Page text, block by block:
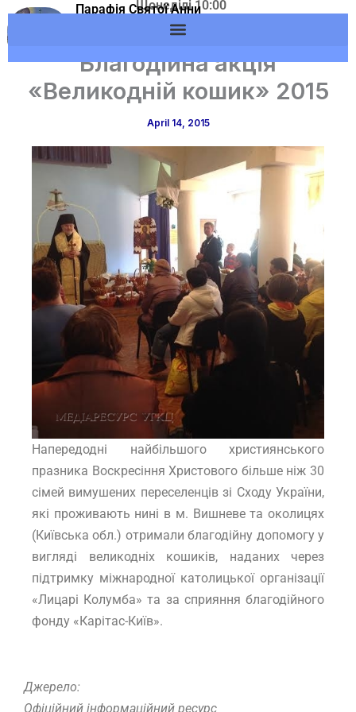
Skip
to
Парафія Святої Анни
м.Вишневе УГКЦ
Щонеділі 10:00
Адреса: м.Вишневе,
вул. Європейська, 53
Благодійна акція
«Великодній кошик» 2015
April 14, 2015
Напередодні найбільшого християнського
празника Воскресіння Христового більше ніж 30
сімей вимушених переселенців зі Сходу України,
які проживають нині в м. Вишневе та околицях
(Київська обл.) отримали благодійну допомогу у
вигляді великодніх кошиків, наданих через
підтримку міжнародної католицької організації
«Лицарі Колумба» та за сприяння благодійного
фонду «Карітас-Київ».
Джерело:
Офіційний інформаційний ресурс